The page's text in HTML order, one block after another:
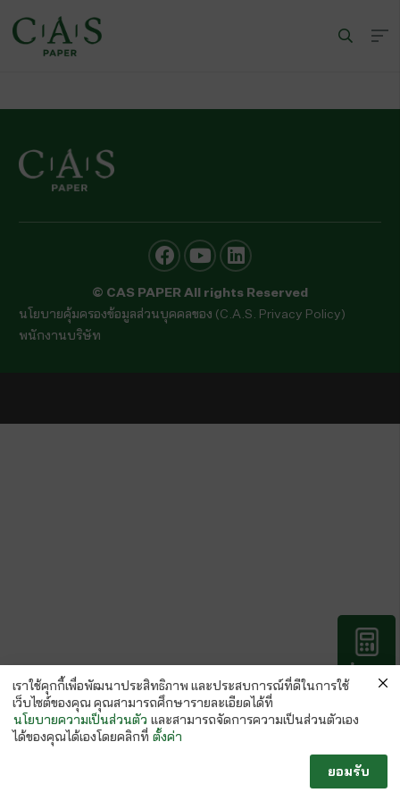
© CAS PAPER All rights Reserved
นโยบายคุ้มครองข้อมูลส่วนบุคคลของ (C.A.S. Privacy Policy)
พนักงานบริษัท
คำนวณ
กระดาษ
เราใช้คุกกี้เพื่อพัฒนาประสิทธิภาพ และประสบการณ์ที่ดีในการใช้
เว็บไซต์ของคุณ คุณสามารถศึกษารายละเอียดได้ที่
นโยบายความเป็นส่วนตัว และสามารถจัดการความเป็นส่วนตัวเอง
ได้ของคุณได้เองโดยคลิกที่ ตั้งค่า
ยอมรับ